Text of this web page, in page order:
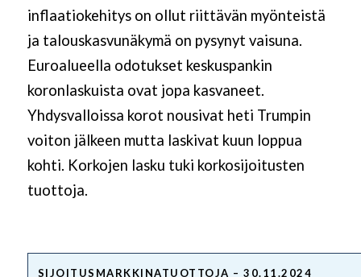
inflaatiokehitys on ollut riittävän myönteistä
ja talouskasvunäkymä on pysynyt vaisuna.
Euroalueella odotukset keskuspankin
koronlaskuista ovat jopa kasvaneet.
Yhdysvalloissa korot nousivat heti Trumpin
voiton jälkeen mutta laskivat kuun loppua
kohti. Korkojen lasku tuki korkosijoitusten
tuottoja.
SIJOITUSMARKKINATUOTTOJA – 30.11.2024